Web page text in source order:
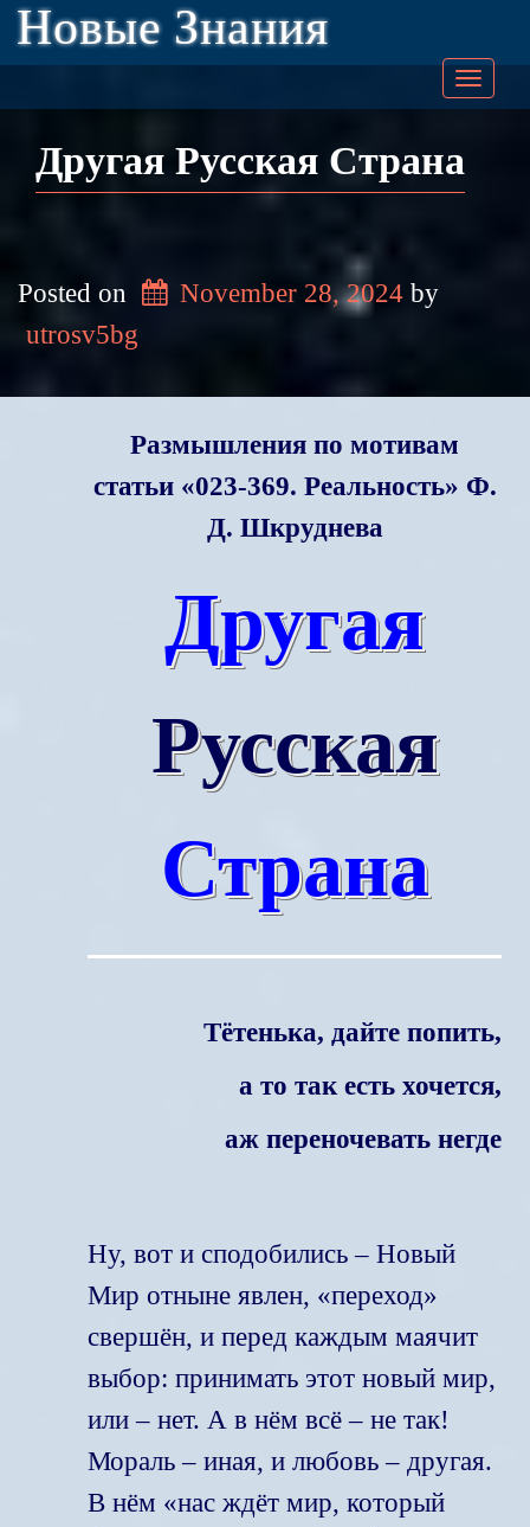
Новые Знания
Другая Русская Страна
Posted on November 28, 2024 by
utrosv5bg
Размышления по мотивам
статьи «023-369. Реальность» Ф.
Д. Шкруднева
Другая
Русская
Страна
Тётенька, дайте попить,
а то так есть хочется,
аж переночевать негде
Ну, вот и сподобились – Новый
Мир отныне явлен, «переход»
свершён, и перед каждым маячит
выбор: принимать этот новый мир,
или – нет. А в нём всё – не так!
Мораль – иная, и любовь – другая.
В нём «нас ждёт мир, который